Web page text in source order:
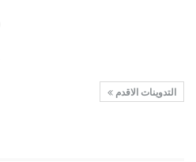
التدوينات الاقدم